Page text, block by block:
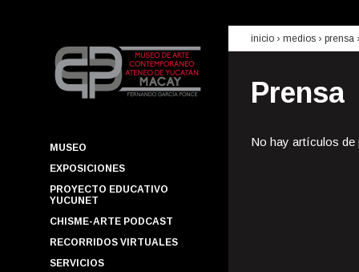
MUSEO
EXPOSICIONES
PROYECTO EDUCATIVO
YUCUNET
CHISME-ARTE PODCAST
RECORRIDOS VIRTUALES
SERVICIOS
inicio › medios › prensa
Prensa
No hay artículos de